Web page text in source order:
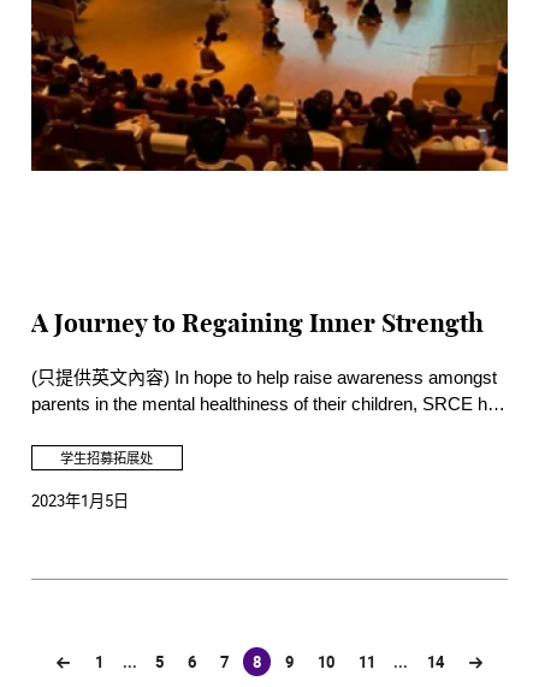
A Journey to Regaining Inner Strength
(只提供英文內容) In hope to help raise awareness amongst
parents in the mental healthiness of their children, SRCE had
and self-sufficient way through sound.
学生招募拓展处
2023年1月5日
1 ... 5 6 7 8
(current)
9 10 11 ... 14